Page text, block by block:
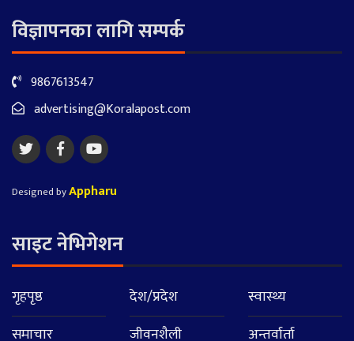
विज्ञापनका लागि सम्पर्क
9867613547
advertising@Koralapost.com
Designed byAppharu
साइट नेभिगेशन
गृहपृष्ठ
समाचार
देश/प्रदेश
जीवनशैली
स्वास्थ्य
अन्तर्वार्ता